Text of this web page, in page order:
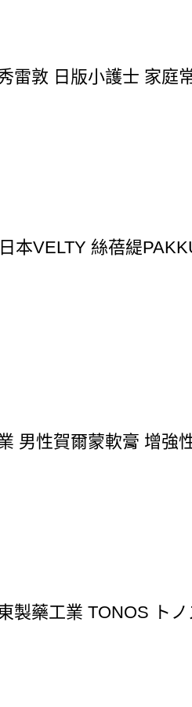
雷敦 日版小護士 家
本VELTY 絲蓓緹
男性賀爾蒙軟膏 增
製藥工業 TONOS ト